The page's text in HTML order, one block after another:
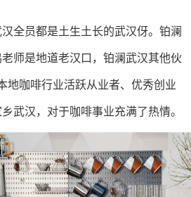
全员都是土生土长的武汉伢。铂澜
师是地道老汉口，铂澜武汉其他伙
地咖啡行业活跃从业者、优秀创业
武汉，对于咖啡事业充满了热情。